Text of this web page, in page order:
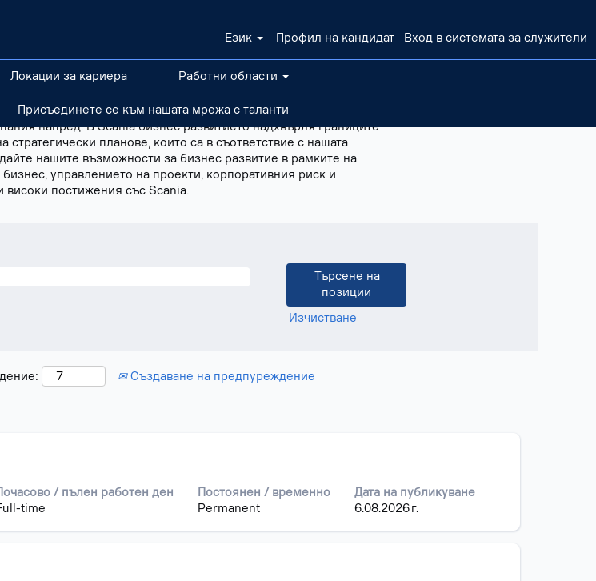
Език Профил на кандидат Вход в системата за служители
Локации за кариера Работни области
Присъединете се към нашата мрежа с таланти
на култура на иновации и сътрудничество, където
напред. В Scania бизнес развитието надхвърля границите
планове, които са в съответствие с нашата
нашите възможности за бизнес развитие в рамките на
управлението на проекти, корпоративния риск и
високи постижения със Scania.
Изчистване
Създаване на предпуреждение
/ пълен работен ден
time
Постоянен / временно
Permanent
Дата на публикуване
6.08.2026 г.